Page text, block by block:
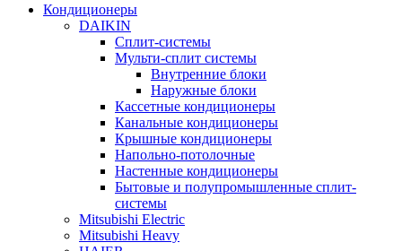
Кондиционеры
DAIKIN
Сплит-системы
Мульти-сплит системы
Внутренние блоки
Наружные блоки
Кассетные кондиционеры
Канальные кондиционеры
Крышные кондиционеры
Напольно-потолочные
Настенные кондиционеры
Бытовые и полупромышленные сплит-
системы
Mitsubishi Electric
Mitsubishi Heavy